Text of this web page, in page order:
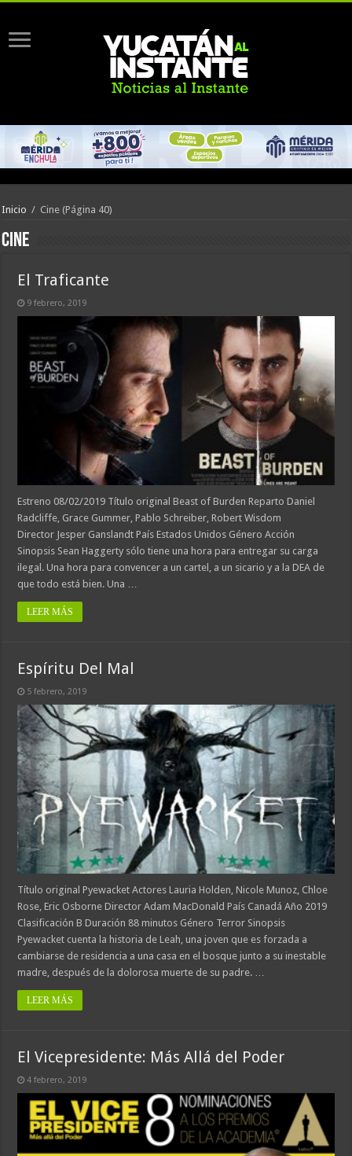
Inicio / Cine (Página 40)
Cine
El Traficante
9 febrero, 2019
Estreno 08/02/2019 Título original Beast of Burden Reparto Daniel
Radcliffe, Grace Gummer, Pablo Schreiber, Robert Wisdom
Director Jesper Ganslandt País Estados Unidos Género Acción
Sinopsis Sean Haggerty sólo tiene una hora para entregar su carga
ilegal. Una hora para convencer a un cartel, a un sicario y a la DEA de
que todo está bien. Una …
LEER MÁS
Espíritu Del Mal
5 febrero, 2019
Título original Pyewacket Actores Lauria Holden, Nicole Munoz, Chloe
Rose, Eric Osborne Director Adam MacDonald País Canadá Año 2019
Clasificación B Duración 88 minutos Género Terror Sinopsis
Pyewacket cuenta la historia de Leah, una joven que es forzada a
cambiarse de residencia a una casa en el bosque junto a su inestable
madre, después de la dolorosa muerte de su padre. …
LEER MÁS
El Vicepresidente: Más Allá del Poder
4 febrero, 2019